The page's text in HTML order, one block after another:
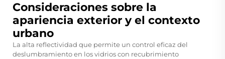
Consideraciones sobre la
apariencia exterior y el contexto
urbano
La alta reflectividad que permite un control eficaz del
deslumbramiento en los vidrios con recubrimiento